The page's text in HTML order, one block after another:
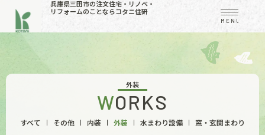
兵庫県三田市の注文住宅・リノベ・
リフォームのことならコタニ住研
MENU
外装
WORKS
すべて その他 内装 外装 水まわり設備 窓・玄関まわり